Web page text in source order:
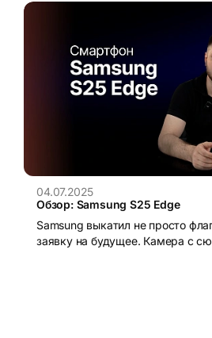
04.07.2025
Обзор: Samsung S25 Edge
Samsung выкатил не просто
заявку на будущее. Камера с